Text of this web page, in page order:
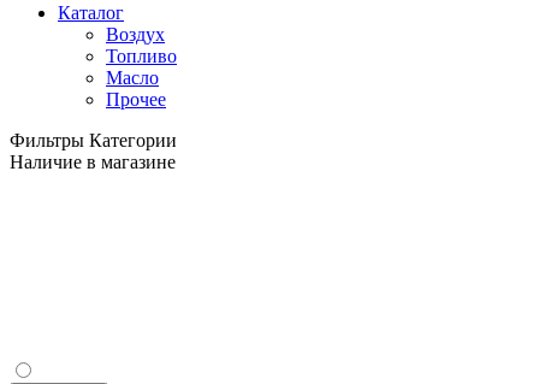
Каталог
Воздух
Топливо
Масло
Прочее
Фильтры Категории
Наличие в магазине